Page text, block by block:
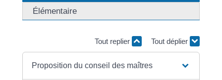
Élémentaire
Tout replier Tout déplier
Proposition du conseil des maîtres